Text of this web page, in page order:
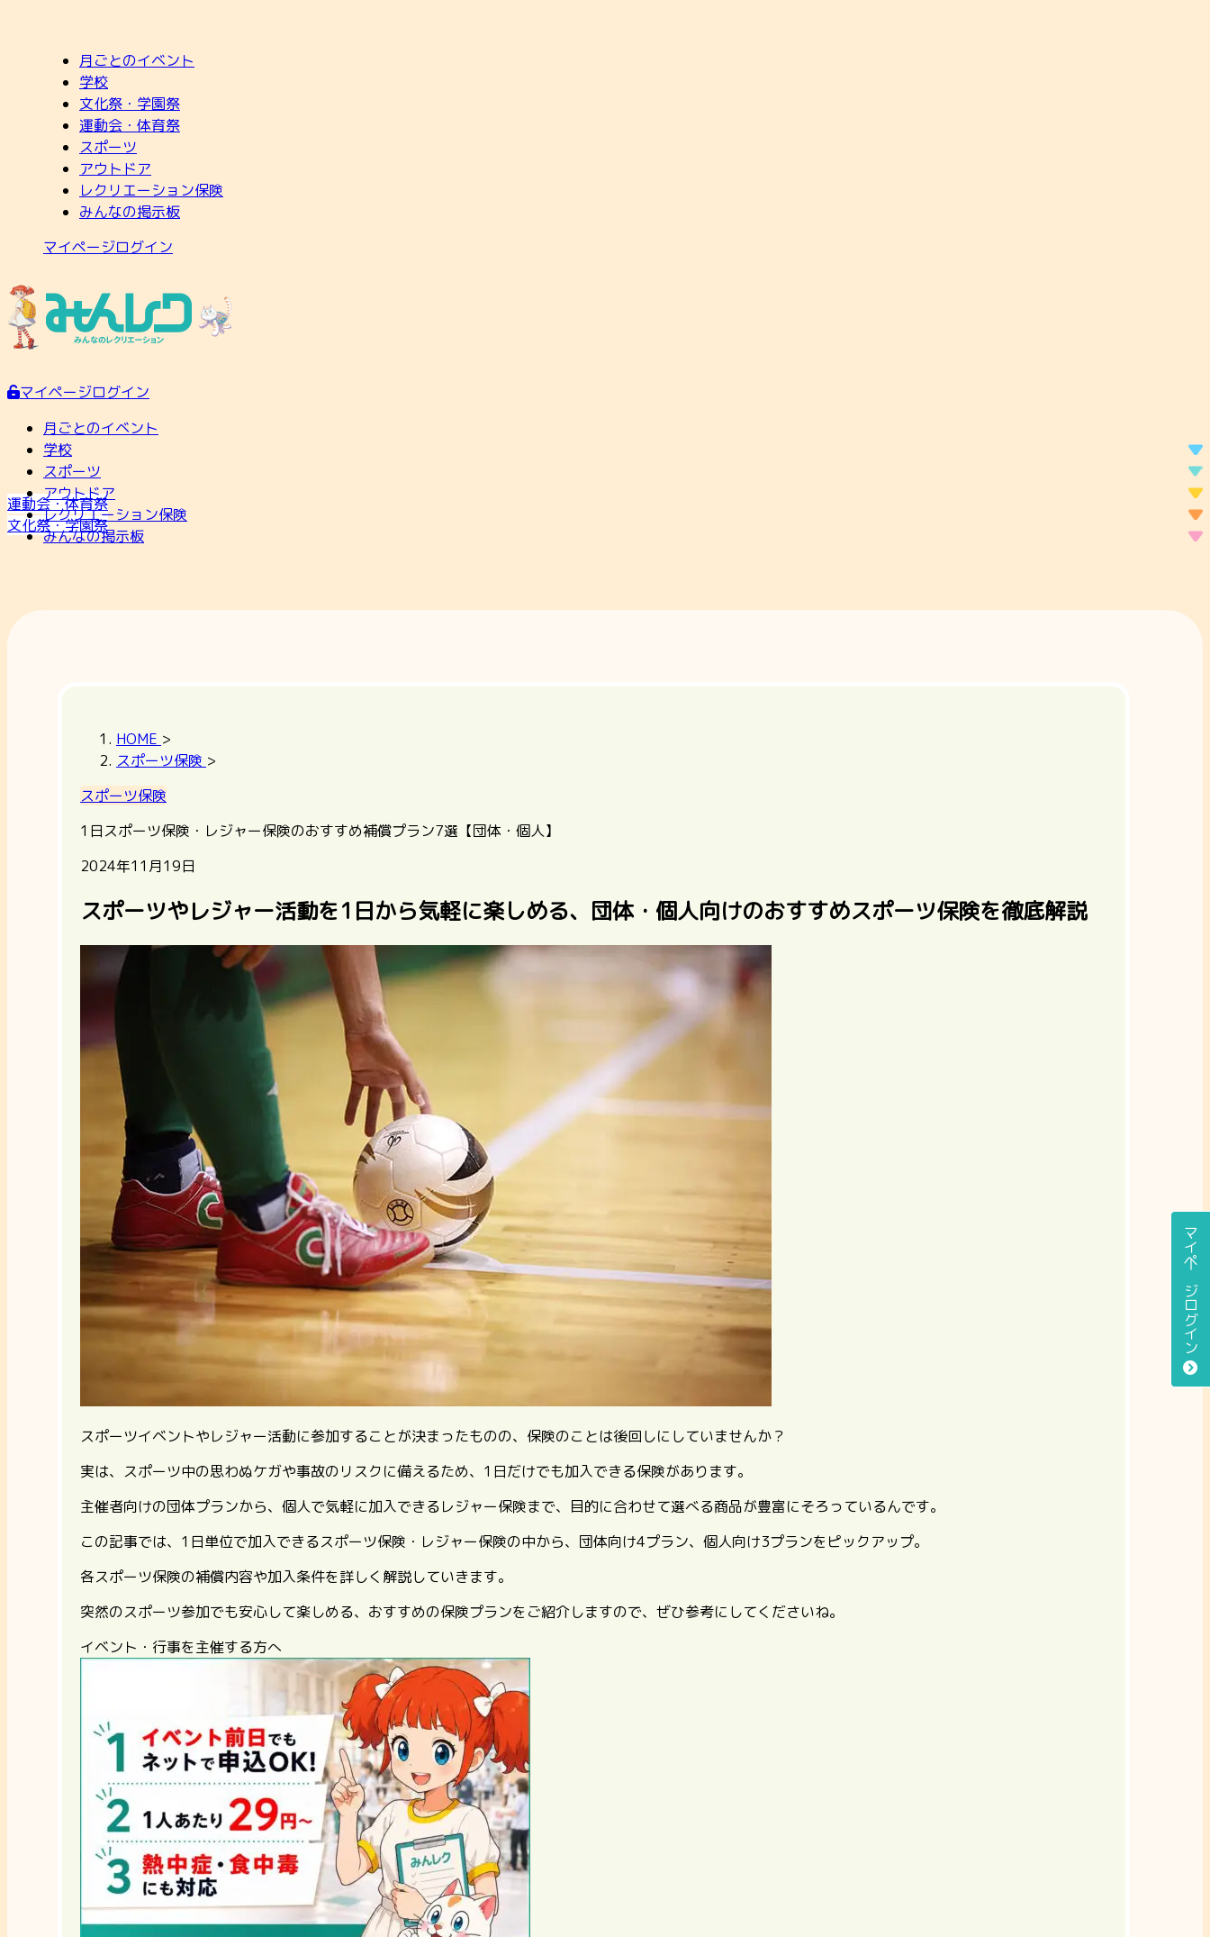
月ごとのイベント
学校
文化祭・学園祭
運動会・体育祭
スポーツ
アウトドア
レクリエーション保険
みんなの掲示板
マイページログイン
マイページログイン
マイページログイン
月ごとのイベント
学校
運動会・体育祭
文化祭・学園祭
スポーツ
アウトドア
レクリエーション保険
みんなの掲示板
HOME >
スポーツ保険 >
スポーツ保険
1日スポーツ保険・レジャー保険のおすすめ補償プラン7選【団体・個人】
2024年11月19日
スポーツやレジャー活動を1日から気軽に楽しめる、団体・個人向けのおすすめスポーツ保険を徹底解説
スポーツイベントやレジャー活動に参加することが決まったものの、保険のことは後回しにしていませんか？
実は、スポーツ中の思わぬケガや事故のリスクに備えるため、1日だけでも加入できる保険があります。
主催者向けの団体プランから、個人で気軽に加入できるレジャー保険まで、目的に合わせて選べる商品が豊富にそろっているんです。
この記事では、1日単位で加入できるスポーツ保険・レジャー保険の中から、団体向け4プラン、個人向け3プランをピックアップ。
各スポーツ保険の補償内容や加入条件を詳しく解説していきます。
突然のスポーツ参加でも安心して楽しめる、おすすめの保険プランをご紹介しますので、ぜひ参考にしてくださいね。
イベント・行事を主催する方へ